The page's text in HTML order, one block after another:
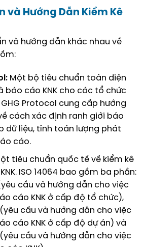
và Hướng Dẫn Kiểm Kê
và hướng dẫn khác nhau về
: Một bộ tiêu chuẩn toàn diện
báo cáo KNK cho các tổ chức
Protocol cung cấp hướng
cách xác định ranh giới báo
dữ liệu, tính toán lượng phát
cáo.
tiêu chuẩn quốc tế về kiểm kê
ISO 14064 bao gồm ba phần:
(yêu cầu và hướng dẫn cho việc
cáo KNK ở cấp độ tổ chức),
(yêu cầu và hướng dẫn cho việc
cáo KNK ở cấp độ dự án) và
(yêu cầu và hướng dẫn cho việc